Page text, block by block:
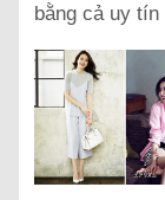
bằng cả uy